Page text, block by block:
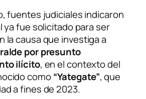
fuentes judiciales indicaron
ya fue solicitado para ser
la causa que investiga a
por presunto
ilícito, en el contexto del
como“Yategate”, que
a fines de 2023.